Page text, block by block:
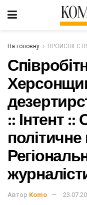
На головну
:: Інтент ::
Автор Komo